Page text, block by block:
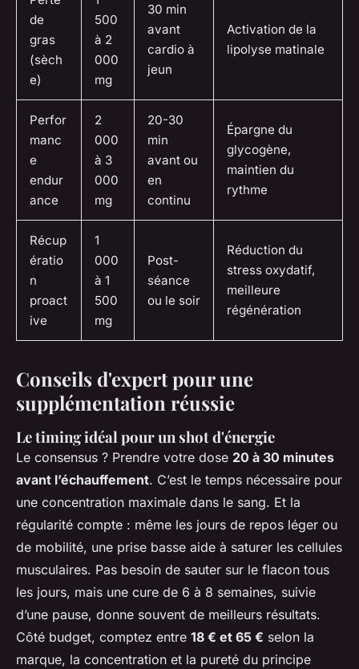
de
gras
(sèch
e)
500
à 2
000
mg
30 min
avant
cardio à
jeun
Activation de la
lipolyse matinale
Perfor
manc
e
endur
ance
2
000
à 3
000
mg
20-30
min
avant ou
en
continu
Épargne du
glycogène,
maintien du
rythme
Récup
ératio
n
proact
ive
1
000
à 1
500
mg
Post-
séance
ou le soir
Réduction du
stress oxydatif,
meilleure
régénération
Conseils d'expert pour une
supplémentation réussie
Le timing idéal pour un shot d'énergie
Le consensus ? Prendre votre dose 20 à 30 minutes
avant l’échauffement. C’est le temps nécessaire pour
une concentration maximale dans le sang. Et la
régularité compte : même les jours de repos léger ou
de mobilité, une prise basse aide à saturer les cellules
musculaires. Pas besoin de sauter sur le flacon tous
les jours, mais une cure de 6 à 8 semaines, suivie
d’une pause, donne souvent de meilleurs résultats.
Côté budget, comptez entre 18 € et 65 € selon la
marque, la concentration et la pureté du principe